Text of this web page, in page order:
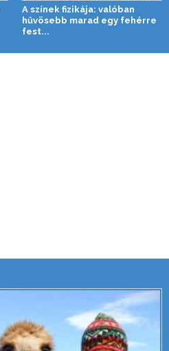
A színek fizikája: valóban
hűvösebb marad egy fehérre
fest...